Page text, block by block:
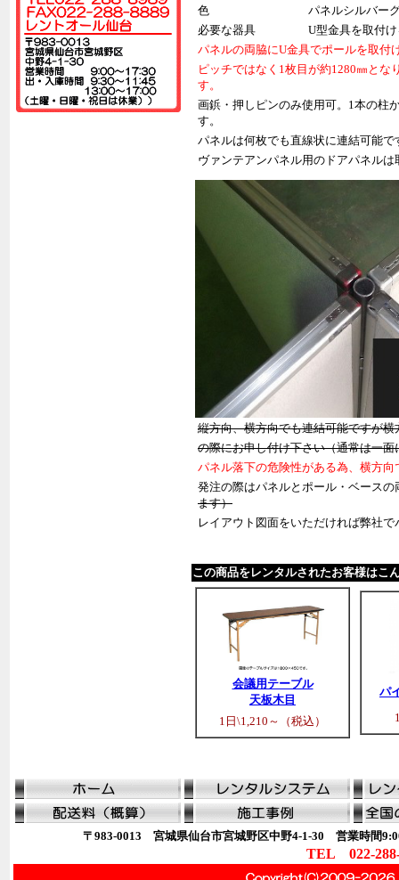
色
パネルシルバー
必要な器具
U型金具を取付
パネルの両脇にU金具でポールを取付
ピッチではなく1枚目が約1280㎜とな
す。
画鋲・押しピンのみ使用可。1本の柱
す。
パネルは何枚でも直線状に連結可能
ヴァンテアンパネル用のドアパネル
縦方向、横方向でも連結可能ですが
の際にお申し付け下さい（通常は一面
パネル落下の危険性がある為、横方
発注の際はパネルとポール・ベース
ます）
レイアウト図面をいただければ弊社
この商品をレンタルされたお客様はこ
会議用テーブル
天板木目
1日\1,210～（税込）
パ
〒983-0013 宮城県仙台市宮城野区中野4-1-30 営業時間
TEL 022-